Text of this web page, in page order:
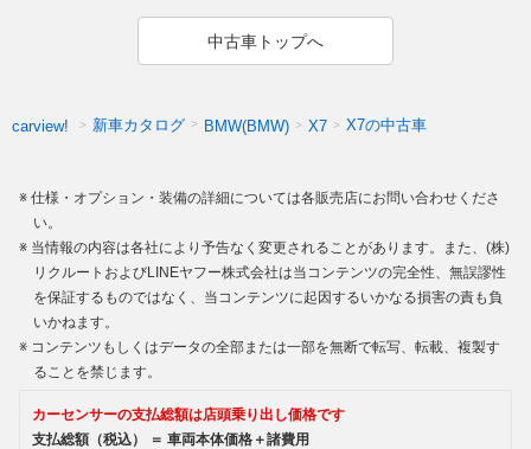
中古車トップへ
carview! 新車カタログ BMW(BMW) X7 X7の中古車
仕様・オプション・装備の詳細については各販売店にお問い合わせくださ
い。
当情報の内容は各社により予告なく変更されることがあります。また、(株)
リクルートおよびLINEヤフー株式会社は当コンテンツの完全性、無誤謬性
を保証するものではなく、当コンテンツに起因するいかなる損害の責も負
いかねます。
コンテンツもしくはデータの全部または一部を無断で転写、転載、複製す
ることを禁じます。
カーセンサーの支払総額は店頭乗り出し価格です
支払総額（税込） ＝ 車両本体価格＋諸費用